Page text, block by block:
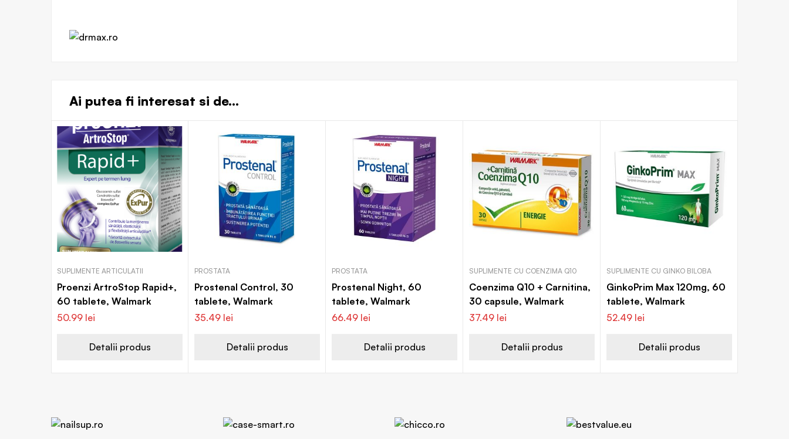
Ai putea fi interesat si de...
SUPLIMENTE ARTICULATII
Proenzi ArtroStop Rapid+,
60 tablete, Walmark
50.99 lei
Detalii produs
PROSTATA
Prostenal Control, 30
tablete, Walmark
35.49 lei
Detalii produs
PROSTATA
Prostenal Night, 60
tablete, Walmark
66.49 lei
Detalii produs
SUPLIMENTE CU COENZIMA Q10
Coenzima Q10 + Carnitina,
30 capsule, Walmark
37.49 lei
Detalii produs
SUPLIMENTE CU GINKO BILOBA
GinkoPrim Max 120mg, 60
tablete, Walmark
52.49 lei
Detalii produs